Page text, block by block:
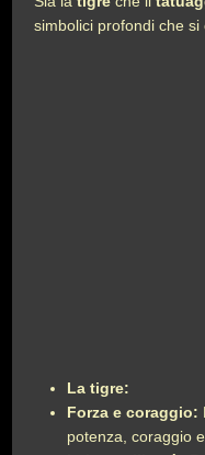
simbolici profondi che
La tigre:
Forza e coraggio:
potenza, coraggio